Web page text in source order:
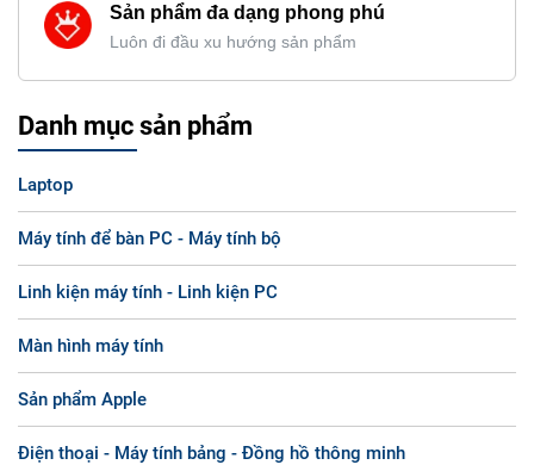
Sản phẩm đa dạng phong phú
Luôn đi đầu xu hướng sản phẩm
Danh mục sản phẩm
Laptop
Máy tính để bàn PC - Máy tính bộ
Linh kiện máy tính - Linh kiện PC
Màn hình máy tính
Sản phẩm Apple
Điện thoại - Máy tính bảng - Đồng hồ thông minh